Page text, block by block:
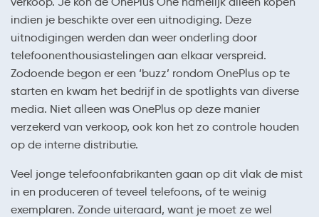
indien je beschikte over een uitnodiging. Deze
uitnodigingen werden dan weer onderling door
telefoonenthousiastelingen aan elkaar verspreid.
Zodoende begon er een ‘buzz’ rondom OnePlus op te
starten en kwam het bedrijf in de spotlights van diverse
media. Niet alleen was OnePlus op deze manier
verzekerd van verkoop, ook kon het zo controle houden
op de interne distributie.
Veel jonge telefoonfabrikanten gaan op dit vlak de mist
in en produceren of teveel telefoons, of te weinig
exemplaren. Zonde uiteraard, want je moet ze wel